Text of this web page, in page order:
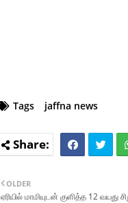
Tags jaffna news
OLDER
ஏரியில் மாமியுடன் குளித்த 12 வயது